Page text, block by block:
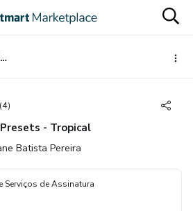
#ThaliPresets - Tropical
(4)
- Tropical
Batista Pereira
Serviços de Assinatura